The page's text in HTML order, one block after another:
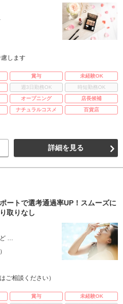
します
賞与
未経験OK
週3日勤務OK
時短勤務OK
オープニング
店長候補
ナチュラルコスメ 百貨店
詳細を見る
ートで選考通過率UP！スムーズに
取りなし
ど …
ご相談ください）
賞与
未経験OK